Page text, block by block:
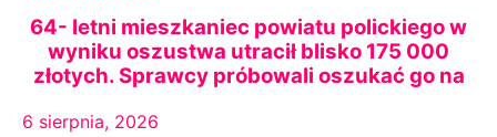
64- letni mieszkaniec powiatu polickiego w
wyniku oszustwa utracił blisko 175 000
złotych. Sprawcy próbowali oszukać go na
6 sierpnia, 2026